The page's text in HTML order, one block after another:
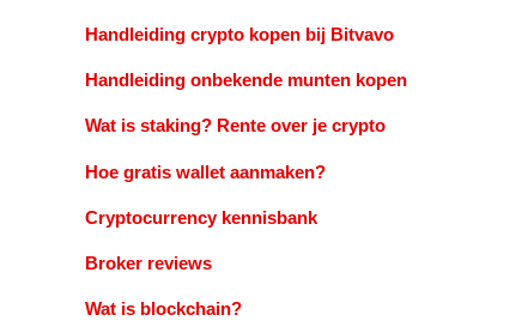
Handleiding crypto kopen bij Bitvavo
Handleiding onbekende munten kopen
Wat is staking? Rente over je crypto
Hoe gratis wallet aanmaken?
Cryptocurrency kennisbank
Broker reviews
Wat is blockchain?